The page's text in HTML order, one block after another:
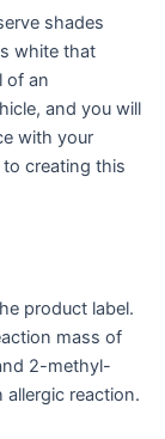
shades
white that
of an
and you will
with your
creating this
product label.
mass of
2-methyl-
reaction.